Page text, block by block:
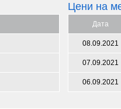
Цени на
Дата
08.09.2021
07.09.2021
06.09.2021